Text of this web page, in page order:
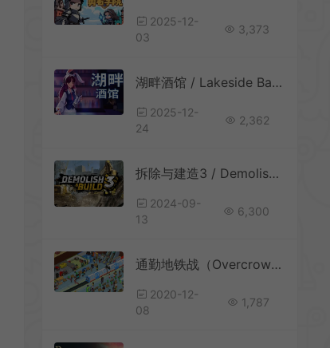
2025-12-
03
3,373
湖畔酒馆 / Lakeside Bar 休闲模拟经营游戏
2025-12-
24
2,362
拆除与建造3 / Demolish & Build 3 物理拆除模拟游戏
2024-09-
13
6,300
通勤地铁战（Overcrowd A Commute Em Up）官方中文免安装硬盘版
2020-12-
08
1,787